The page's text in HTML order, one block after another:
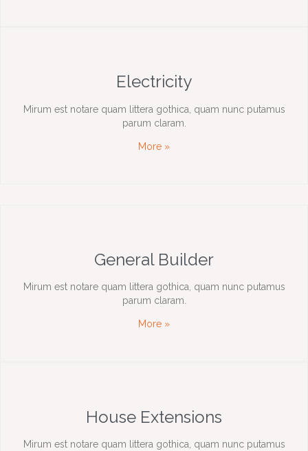
Electricity
Mirum est notare quam littera gothica, quam nunc putamus
parum claram.
More »
General Builder
Mirum est notare quam littera gothica, quam nunc putamus
parum claram.
More »
House Extensions
Mirum est notare quam littera gothica, quam nunc putamus